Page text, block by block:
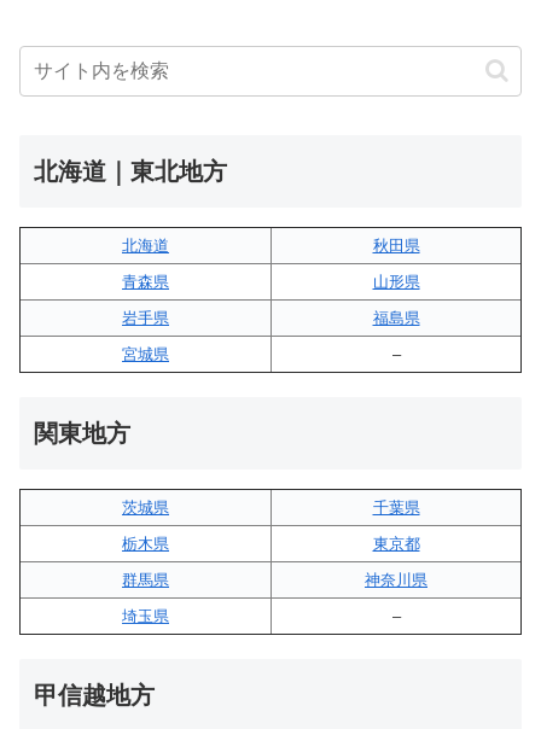
北海道｜東北地方
北海道
秋田県
青森県
山形県
岩手県
福島県
宮城県
–
関東地方
茨城県
千葉県
栃木県
東京都
群馬県
神奈川県
埼玉県
–
甲信越地方